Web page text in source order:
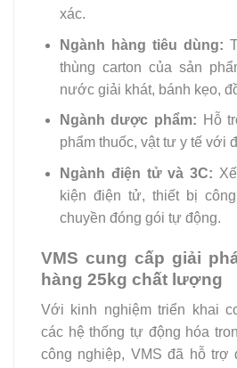
xác.
Ngành hàng tiêu dùng:
thùng carton của sản
nước giải khát, bánh kẹo,
Ngành dược phẩm: Hỗ
phẩm thuốc, vật tư y tế với
Ngành điện tử và 3C:
kiện điện tử, thiết bị
chuyền đóng gói tự động.
VMS cung cấp giải
hàng 25kg chất lượng
Với kinh nghiệm triển khai
các hệ thống tự động hóa
công nghiệp, VMS đã hỗ trợ